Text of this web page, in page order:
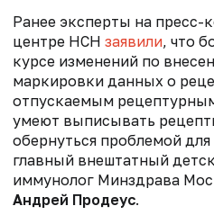
Ранее эксперты на пресс-
центре НСН заявили, что
курсе изменений по
маркировки данных о
отпускаемым
умеют выписывать
обернуться проблемой
главный внештатный
иммунолог Минздрава
Андрей Продеус.